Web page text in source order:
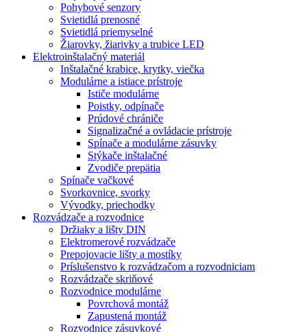
Pohybové senzory
Svietidlá prenosné
Svietidlá priemyselné
Žiarovky, žiarivky a trubice LED
Elektroinštalačný materiál
Inštalačné krabice, krytky, viečka
Modulárne a istiace prístroje
Ističe modulárne
Poistky, odpínače
Prúdové chrániče
Signalizačné a ovládacie prístroje
Spínače a modulárne zásuvky
Stýkače inštalačné
Zvodiče prepätia
Spínače vačkové
Svorkovnice, svorky
Vývodky, priechodky
Rozvádzače a rozvodnice
Držiaky a lišty DIN
Elektromerové rozvádzače
Prepojovacie lišty a mostíky
Príslušenstvo k rozvádzačom a rozvodniciam
Rozvádzače skriňové
Rozvodnice modulárne
Povrchová montáž
Zapustená montáž
Rozvodnice zásuvkové